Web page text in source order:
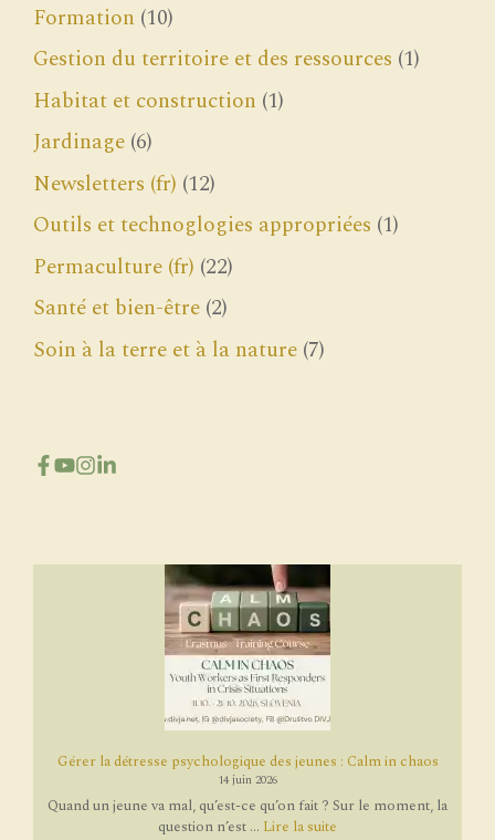
Formation (10)
Gestion du territoire et des ressources (1)
Habitat et construction (1)
Jardinage (6)
Newsletters (fr) (12)
Outils et technoglogies appropriées (1)
Permaculture (fr) (22)
Santé et bien-être (2)
Soin à la terre et à la nature (7)
Gérer la détresse psychologique des jeunes : Calm in chaos
14 juin 2026
Quand un jeune va mal, qu’est-ce qu’on fait ? Sur le moment, la
question n’est ... Lire la suite